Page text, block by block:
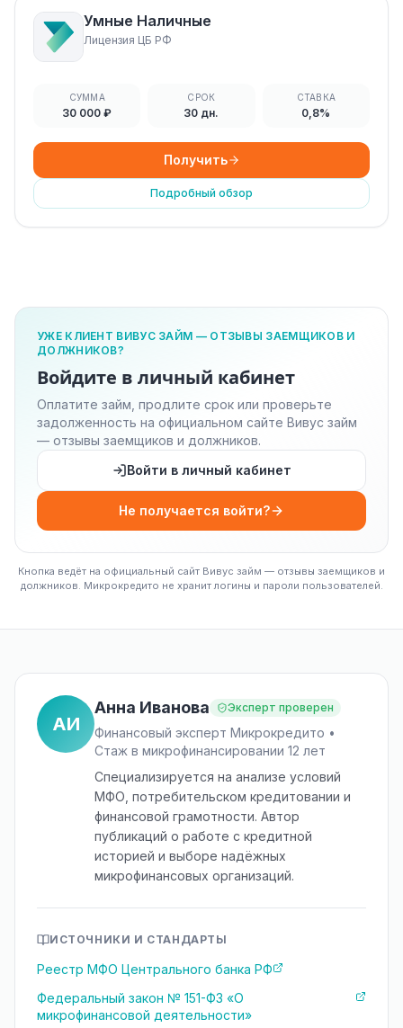
Умные Наличные
Лицензия ЦБ РФ
СУММА
30 000 ₽
СРОК
30 дн.
СТАВКА
0,8%
Получить
Подробный обзор
УЖЕ КЛИЕНТ ВИВУС ЗАЙМ — ОТЗЫВЫ ЗАЕМЩИКОВ И
ДОЛЖНИКОВ?
Войдите в личный кабинет
Оплатите займ, продлите срок или проверьте
задолженность на официальном сайте Вивус займ
— отзывы заемщиков и должников.
Войти в личный кабинет
Не получается войти?
Кнопка ведёт на официальный сайт Вивус займ — отзывы заемщиков и
должников. Микрокредито не хранит логины и пароли пользователей.
АИ
Анна Иванова Эксперт проверен
Финансовый эксперт Микрокредито •
Стаж в микрофинансировании 12 лет
Специализируется на анализе условий
МФО, потребительском кредитовании и
финансовой грамотности. Автор
публикаций о работе с кредитной
историей и выборе надёжных
микрофинансовых организаций.
ИСТОЧНИКИ И СТАНДАРТЫ
Реестр МФО Центрального банка РФ
Федеральный закон № 151-ФЗ «О
микрофинансовой деятельности»